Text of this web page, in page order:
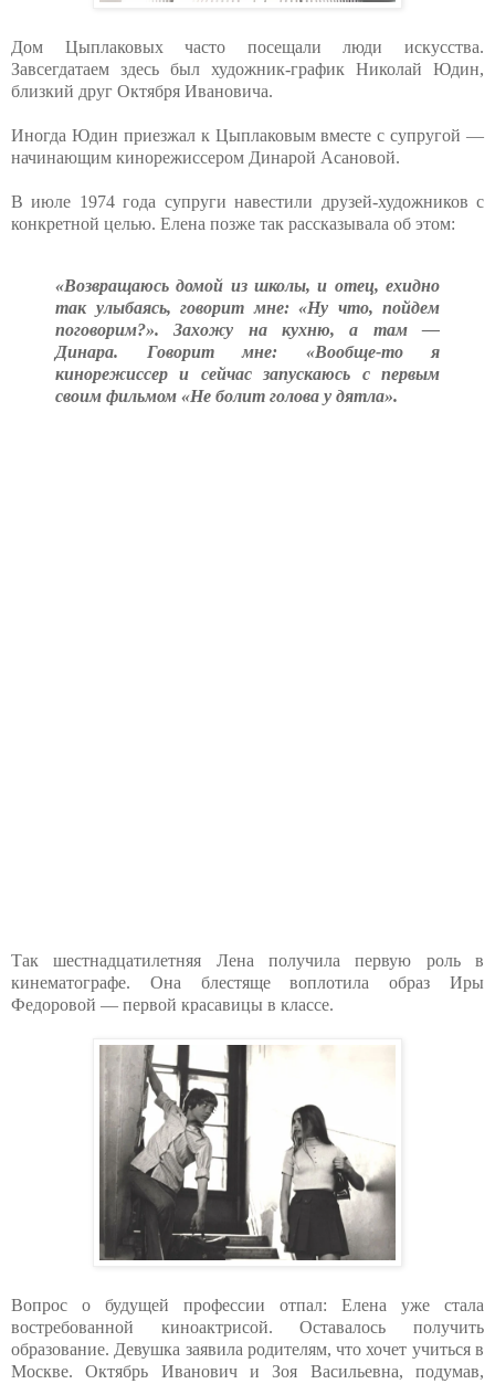
Дом Цыплаковых часто посещали люди искусства.
Завсегдатаем здесь был художник-график Николай Юдин,
близкий друг Октября Ивановича.
Иногда Юдин приезжал к Цыплаковым вместе с супругой —
начинающим кинорежиссером Динарой Асановой.
В июле 1974 года супруги навестили друзей-художников с
конкретной целью. Елена позже так рассказывала об этом:
«Возвращаюсь домой из школы, и отец, ехидно
так улыбаясь, говорит мне: «Ну что, пойдем
поговорим?». Захожу на кухню, а там —
Динара. Говорит мне: «Вообще-то я
кинорежиссер и сейчас запускаюсь с первым
своим фильмом «Не болит голова у дятла».
Так шестнадцатилетняя Лена получила первую роль в
кинематографе. Она блестяще воплотила образ Иры
Федоровой — первой красавицы в классе.
Вопрос о будущей профессии отпал: Елена уже стала
востребованной киноактрисой. Оставалось получить
образование. Девушка заявила родителям, что хочет учиться в
Москве. Октябрь Иванович и Зоя Васильевна, подумав,